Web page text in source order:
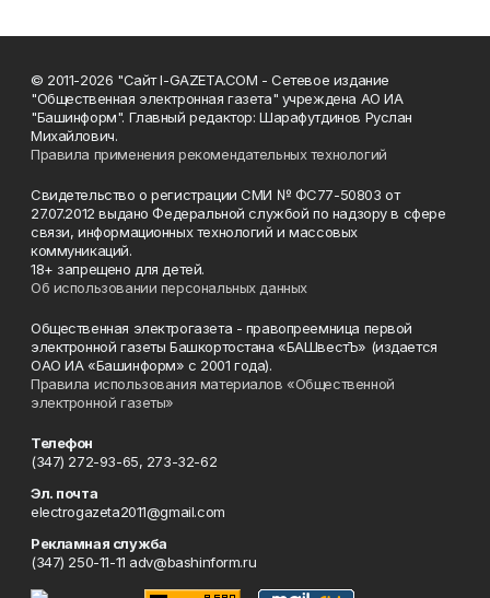
© 2011-2026 "Сайт I-GAZETA.COM - Сетевое издание
"Общественная электронная газета" учреждена АО ИА
"Башинформ". Главный редактор: Шарафутдинов Руслан
Михайлович.
Правила применения рекомендательных технологий
Свидетельство о регистрации СМИ № ФС77-50803 от
27.07.2012 выдано Федеральной службой по надзору в сфере
связи, информационных технологий и массовых
коммуникаций.
18+ запрещено для детей.
Об использовании персональных данных
Общественная электрогазета - правопреемница первой
электронной газеты Башкортостана «БАШвестЪ» (издается
ОАО ИА «Башинформ» с 2001 года).
Правила использования материалов «Общественной
электронной газеты»
Телефон
(347) 272-93-65, 273-32-62
Эл. почта
electrogazeta2011@gmail.com
Рекламная служба
(347) 250-11-11 adv@bashinform.ru